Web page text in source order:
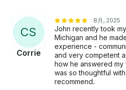
CS
Corrie
8月, 2025
John recently took
Michigan and he
experience -
and very competent
how he answered
was so thoughtful
recommend.